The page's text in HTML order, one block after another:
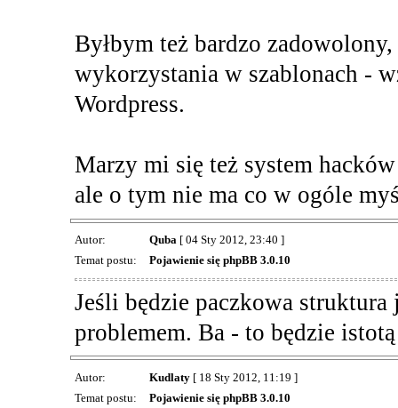
Byłbym też bardzo
wykorzystania w szablonach -
Wordpress.
Marzy mi się też system
ale o tym nie ma co w ogóle
Autor: Quba[ 04 Sty 2012, 23:40 ]
Temat postu:
Pojawienie się phpBB 3.0.10
Jeśli będzie paczkowa
problemem. Ba - to będzie istotą
Autor: Kudlaty[ 18 Sty 2012, 11:19 ]
Temat postu:
Pojawienie się phpBB 3.0.10